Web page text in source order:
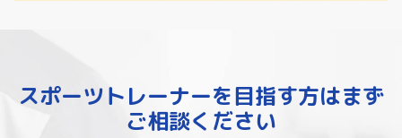
スポーツトレーナーを目指す方はまず
ご相談ください